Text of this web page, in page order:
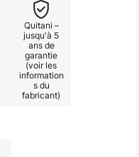
Quitani –
jusqu'à 5
ans de
garantie
(voir les
information
s du
fabricant)